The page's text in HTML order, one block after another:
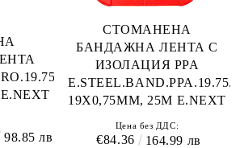
98.85 лв
СТОМАНЕНА
БАНДАЖНА ЛЕНТА С
ИЗОЛАЦИЯ PPA
19Х0,75MM, 25M E.NEXT
Цена без ДДС:
€84.36 164.99 лв